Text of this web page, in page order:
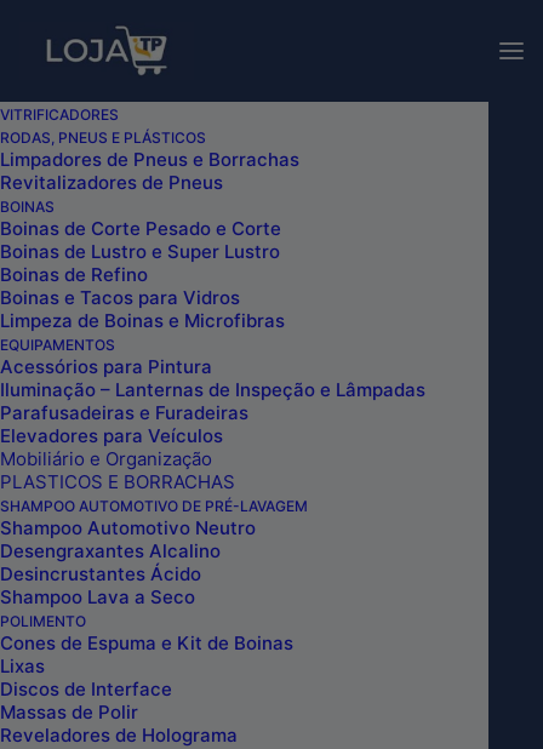
VITRIFICADORES
RODAS, PNEUS E PLÁSTICOS
Limpadores de Pneus e Borrachas
Revitalizadores de Pneus
BOINAS
Boinas de Corte Pesado e Corte
Boinas de Lustro e Super Lustro
Boinas de Refino
Boinas e Tacos para Vidros
Limpeza de Boinas e Microfibras
EQUIPAMENTOS
Acessórios para Pintura
Iluminação – Lanternas de Inspeção e Lâmpadas
Parafusadeiras e Furadeiras
Elevadores para Veículos
Mobiliário e Organização
PLASTICOS E BORRACHAS
SHAMPOO AUTOMOTIVO DE PRÉ-LAVAGEM
Shampoo Automotivo Neutro
Desengraxantes Alcalino
Desincrustantes Ácido
Shampoo Lava a Seco
POLIMENTO
Cones de Espuma e Kit de Boinas
Lixas
Discos de Interface
Massas de Polir
Reveladores de Holograma
AUTOAMERICA
Exibir Filtros
Para consultar valores dos
nossos produtos, entre em
contato com nossos canais
devendas.